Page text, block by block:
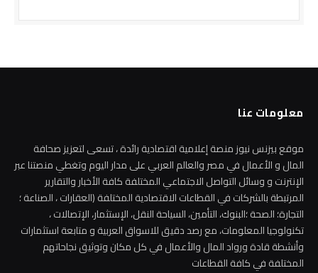
معلومات عنا
موقع بيزنس نيوز منصة إعلامية اقتصادية رائدة ، تسعى لتعزيز صحافة
المال و الأعمال في مصر والعالم العربي على مدار اليوم وتغطي منصتنا عبر
الإنترنت و وسائل التواصل الاجتماعي المختلفة كافة الأخبار والتقارير
المرتبطة بالشركات في القطاعات الاقتصادية المختلفة (العقارات ، الصناعة ؛
التجارة؛ الصحة ؛البنوك، التأمين، السياحة النقل، الإستثمار، الإتصالات ،
تكنولوجيا المعلومات، مع رصد دقيق للاسواق العربية و متابعة استثمارات
وأنشطة قادة ورواد المال والأعمال في كل مكان وتوثيق نجاحاتهم
المختلفة في كافة القطاعات